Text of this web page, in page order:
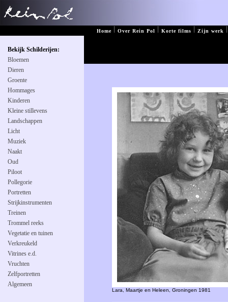
Lara, Maartje en Heleen, Groningen 1981
Bekijk Schilderijen:
Bloemen
Dieren
Groente
Hommages
Kinderen
Kleine stillevens
Landschappen
Licht
Muziek
Naakt
Oud
Piloot
Pollegorie
Portretten
Strijkinstrumenten
Treinen
Trommel reeks
Vegetatie en tuinen
Verkreukeld
Vitrines e.d.
Vruchten
Zelfportretten
Algemeen
Home Over Rein Pol Korte films Zijn werk